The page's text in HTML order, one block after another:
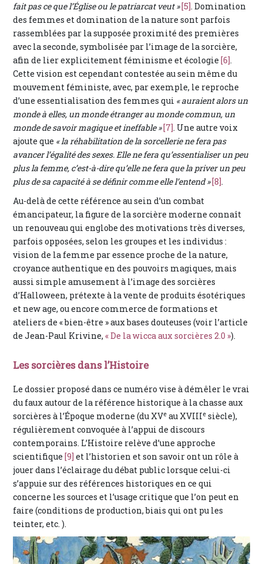
fait pas ce que l’Église ou le patriarcat veut » [5]. Domination
des femmes et domination de la nature sont parfois
rassemblées par la supposée proximité des premières
avec la seconde, symbolisée par l’image de la sorcière,
afin de lier explicitement féminisme et écologie [6].
Cette vision est cependant contestée au sein même du
mouvement féministe, avec, par exemple, le reproche
d’une essentialisation des femmes qui « auraient alors un
monde à elles, un monde étranger au monde commun, un
monde de savoir magique et ineffable » [7]. Une autre voix
ajoute que « la réhabilitation de la sorcellerie ne fera pas
avancer l’égalité des sexes. Elle ne fera qu’essentialiser un peu
plus la femme, c’est-à-dire qu’elle ne fera que la priver un peu
plus de sa capacité à se définir comme elle l’entend » [8].
Au-delà de cette référence au sein d’un combat
émancipateur, la figure de la sorcière moderne connaît
un renouveau qui englobe des motivations très diverses,
parfois opposées, selon les groupes et les individus :
vision de la femme par essence proche de la nature,
croyance authentique en des pouvoirs magiques, mais
aussi simple amusement à l’image des sorcières
d’Halloween, prétexte à la vente de produits ésotériques
et new age, ou encore commerce de formations et
ateliers de « bien-être » aux bases douteuses (voir l’article
de Jean-Paul Krivine,« De la wicca aux sorcières 2.0 »).
Les sorcières dans l’Histoire
Le dossier proposé dans ce numéro vise à démêler le vrai
du faux autour de la référence historique à la chasse aux
sorcières à l’Époque moderne (du XVe au XVIIIe siècle),
régulièrement convoquée à l’appui de discours
contemporains. L’Histoire relève d’une approche
scientifique [9] et l’historien et son savoir ont un rôle à
jouer dans l’éclairage du débat public lorsque celui-ci
s’appuie sur des références historiques en ce qui
concerne les sources et l’usage critique que l’on peut en
faire (conditions de production, biais qui ont pu les
teinter, etc. ).